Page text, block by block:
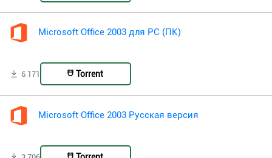
Microsoft Office 2003 для PC (ПК)
6 171 Torrent
Microsoft Office 2003 Русская версия